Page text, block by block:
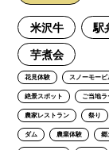
米沢牛 駅
芋煮会
花見体験 スノーモービ
絶景スポット ご当地ラ
農家レストラン 祭り
ダム 農業体験 郷